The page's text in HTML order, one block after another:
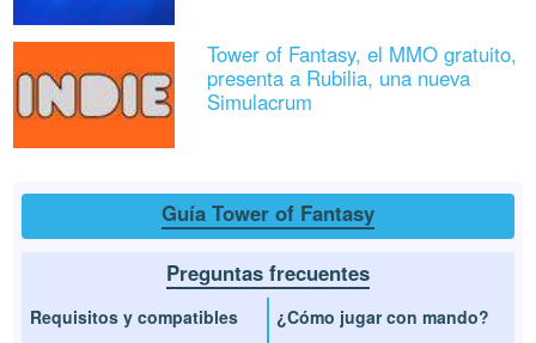
Tower of Fantasy, el MMO gratuito,
presenta a Rubilia, una nueva
Simulacrum
Guía Tower of Fantasy
Preguntas frecuentes
Requisitos y compatibles
¿Cómo jugar con mando?